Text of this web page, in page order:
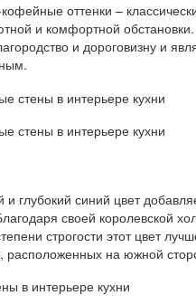
оттенки –
и комфортной
и дороговизну и
глубокий синий цвет
своей королевской
строгости этот цвет
на южной